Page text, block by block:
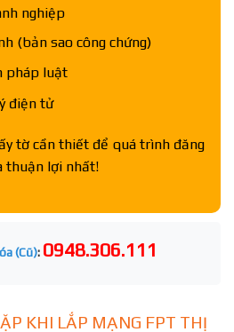
nghiệp
(bản sao công chứng)
pháp luật
điện tử
tờ cần thiết để quá trình đăng
thuận lợi nhất!
(Cũ): 0948.306.111
KHI LẮP MẠNG FPT THỊ